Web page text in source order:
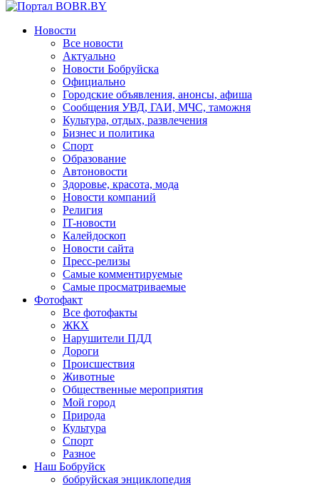
Новости
Все новости
Актуально
Новости Бобруйска
Официально
Городские объявления, анонсы, афиша
Сообщения УВД, ГАИ, МЧС, таможня
Культура, отдых, развлечения
Бизнес и политика
Спорт
Образование
Автоновости
Здоровье, красота, мода
Новости компаний
Религия
IT-новости
Калейдоскоп
Новости сайта
Пресс-релизы
Самые комментируемые
Самые просматриваемые
Фотофакт
Все фотофакты
ЖКХ
Нарушители ПДД
Дороги
Происшествия
Животные
Общественные мероприятия
Мой город
Природа
Культура
Спорт
Разное
Наш Бобруйск
бобруйская энциклопедия